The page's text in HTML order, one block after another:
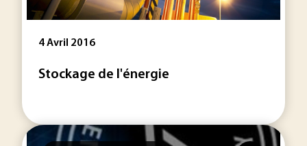
4 Avril 2016
Stockage de l'énergie